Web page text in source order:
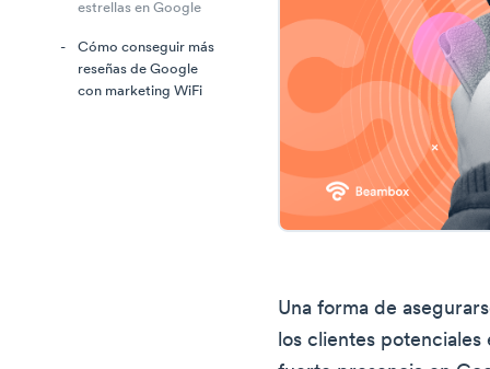
estrellas en Google
Cómo conseguir más
reseñas de Google
con marketing WiFi
Una forma de
los clientes potenciales